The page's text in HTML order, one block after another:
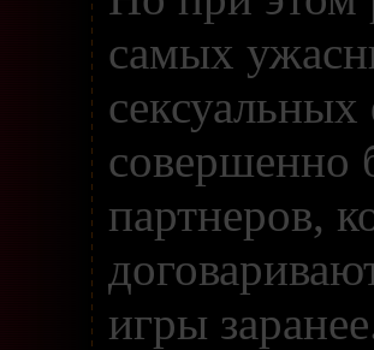
самых
совершенно
партнеров,
игры